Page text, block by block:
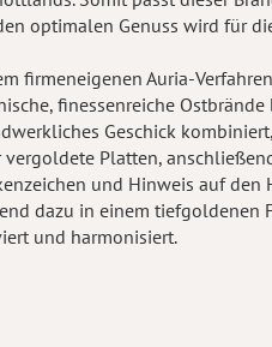
optimalen Genuss wird für
firmeneigenen Auria-
finessenreiche
Geschick
Platten,
und Hinweis auf den
dazu in einem tiefgoldenen
und harmonisiert.